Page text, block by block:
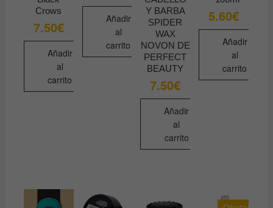
Crows
7.50€
Añadir
al
carrito
Añadir
al
carrito
Y BARBA
SPIDER
WAX
NOVON DE
PERFECT
BEAUTY
7.50€
Añadir
al
carrito
5.60€
Añadir
al
carrito